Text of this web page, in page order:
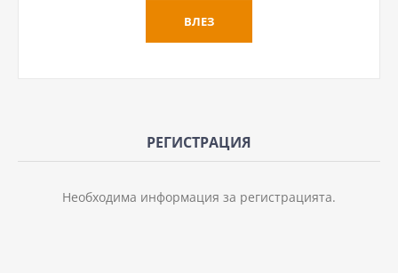
РЕГИСТРАЦИЯ
Необходима информация за регистрацията.